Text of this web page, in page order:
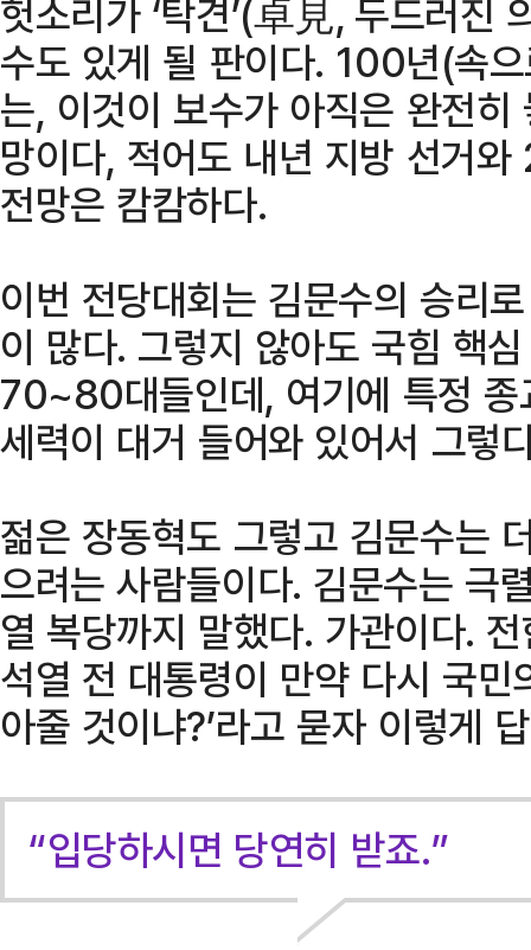
헛소리가 ‘탁견’(卓見, 두드러진
수도 있게 될 판이다. 100년(속
는, 이것이 보수가 아직은 완전
망이다, 적어도 내년 지방 선거
전망은 캄캄하다.
이번 전당대회는 김문수의 승리
이 많다. 그렇지 않아도 국힘 핵
70~80대들인데, 여기에 특정
세력이 대거 들어와 있어서 그렇
젊은 장동혁도 그렇고 김문수는
으려는 사람들이다. 김문수는 극
열 복당까지 말했다. 가관이다.
석열 전 대통령이 만약 다시 국
아줄 것이냐?’라고 묻자 이렇게
“입당하시면 당연히 받죠.”